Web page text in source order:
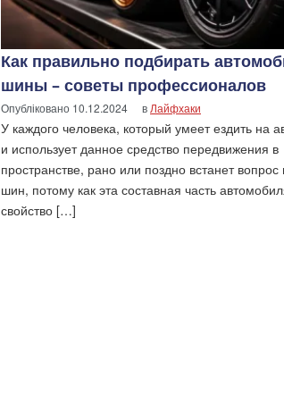
Как правильно подбирать
шины – советы профессионалов
Опубліковано 10.12.2024 вЛайфхаки
У каждого человека, который умеет ездить на
и использует данное средство передвижения в
пространстве, рано или поздно встанет
шин, потому как эта составная часть
свойство […]